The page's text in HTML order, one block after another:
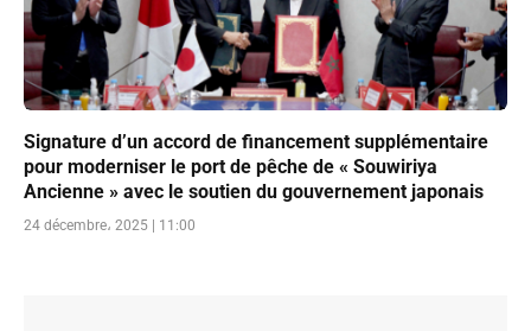
Signature d’un accord de financement supplémentaire
pour moderniser le port de pêche de « Souwiriya
Ancienne » avec le soutien du gouvernement japonais
24 décembre، 2025 | 11:00